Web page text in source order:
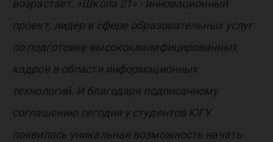
возрастает. «Школа 21» - инновационный
проект, лидер в сфере образовательных услуг
по подготовке высококвалифицированных
кадров в области информационных
технологий. И благодаря подписанному
соглашению сегодня у студентов ЮГУ
появилась уникальная возможность начать